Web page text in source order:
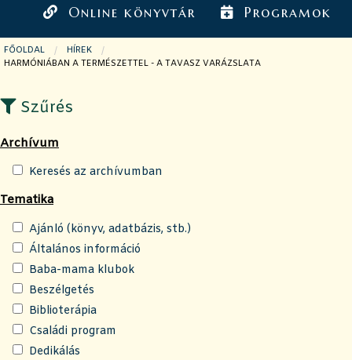
Online könyvtár Programok
FŐOLDAL
HÍREK
JELENLEGI OLDAL:
HARMÓNIÁBAN A TERMÉSZETTEL - A TAVASZ VARÁZSLATA
Szűrés
Archívum
Keresés az archívumban
Tematika
Ajánló (könyv, adatbázis, stb.)
Általános információ
Baba-mama klubok
Beszélgetés
Biblioterápia
Családi program
Dedikálás